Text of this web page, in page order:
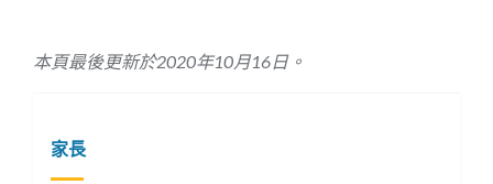
本頁最後更新於2020年10月16日。
家長